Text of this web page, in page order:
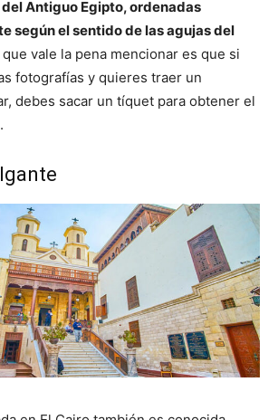
Antiguo Egipto, ordenadas
según el sentido de las agujas del
vale la pena mencionar es que si
fotografías y quieres traer un
debes sacar un tíquet para obtener el